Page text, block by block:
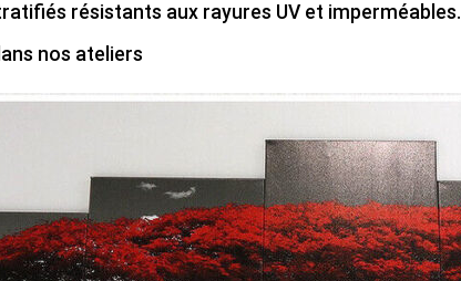
résistants aux rayures UV et imperméables.
nos ateliers